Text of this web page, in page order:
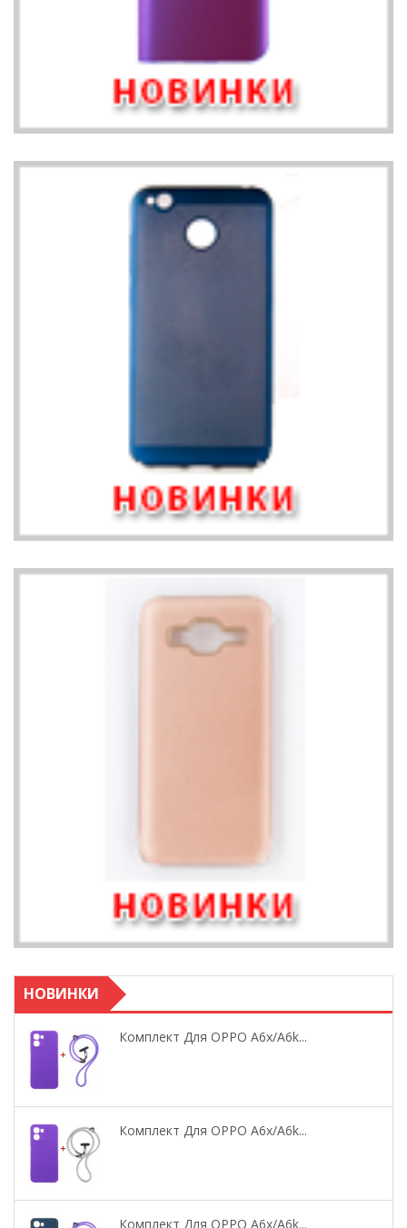
НОВИНКИ
Комплект Для OPPO A6x/A6k...
Комплект Для OPPO A6x/A6k...
Комплект Для OPPO A6x/A6k...